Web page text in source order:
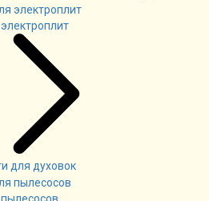
для духовок